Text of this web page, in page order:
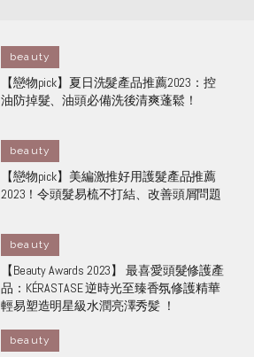
beauty
【戀物pick】夏日洗髮產品推薦2023：控
油防掉髮、油頭必備洗後清爽蓬鬆！
beauty
【戀物pick】美編激推好用護髮產品推薦
2023！令頭髮易梳不打結、改善頭屑問題
beauty
【Beauty Awards 2023】 最喜愛頭髮修護產
品：KÉRASTASE 逆時光至臻香氛修護精華
輕易塑造明星級水潤亮澤秀髪 ！
beauty